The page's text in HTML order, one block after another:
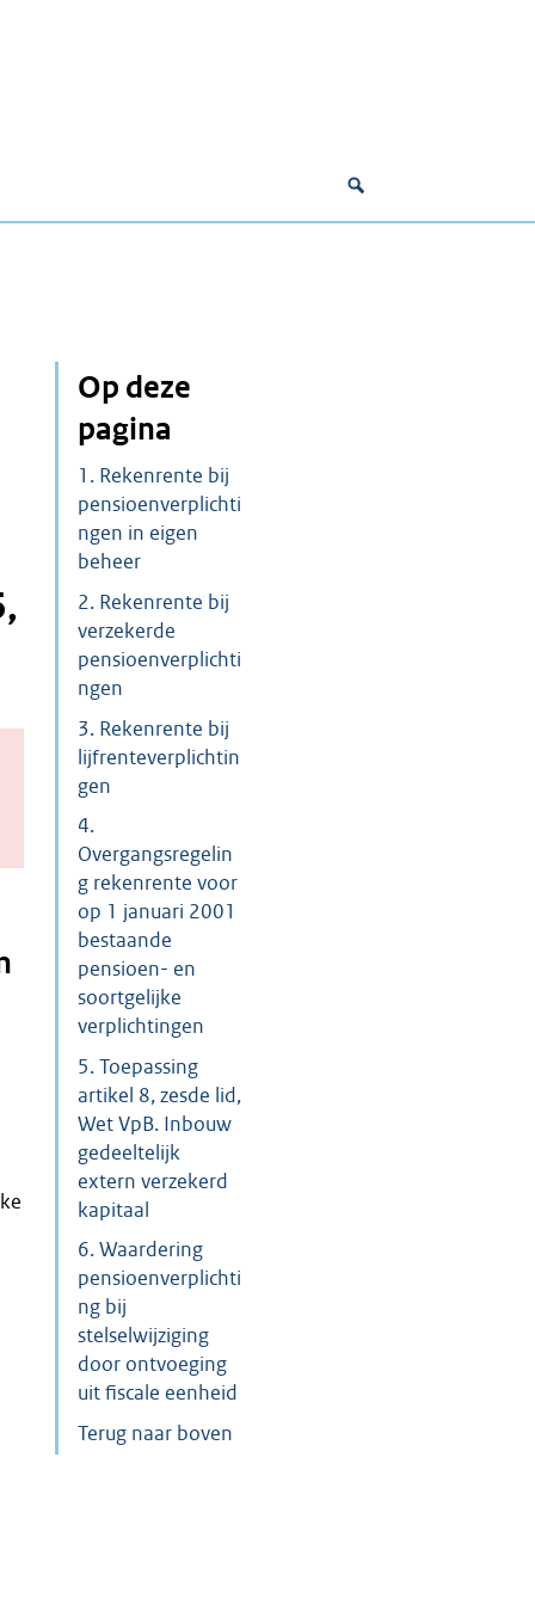
Op deze
pagina
1. Rekenrente bij
pensioenverplichti
ngen in eigen
beheer
2. Rekenrente bij
verzekerde
pensioenverplichti
ngen
3. Rekenrente bij
lijfrenteverplichtin
gen
4.
Overgangsregelin
g rekenrente voor
op 1 januari 2001
bestaande
pensioen- en
soortgelijke
verplichtingen
5. Toepassing
artikel 8, zesde lid,
Wet VpB. Inbouw
gedeeltelijk
extern verzekerd
kapitaal
6. Waardering
pensioenverplichti
ng bij
stelselwijziging
door ontvoeging
uit fiscale eenheid
Terug naar boven